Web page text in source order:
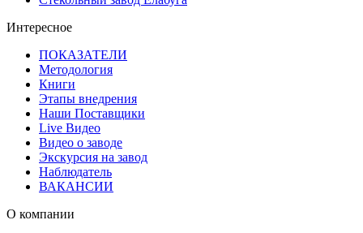
Интересное
ПОКАЗАТЕЛИ
Методология
Книги
Этапы внедрения
Наши Поставщики
Live Видео
Видео о заводе
Экскурсия на завод
Наблюдатель
ВАКАНСИИ
О компании